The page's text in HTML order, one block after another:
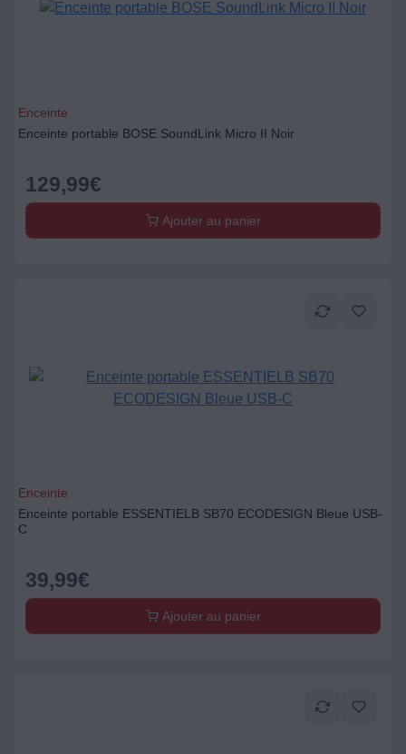
Enceinte
Enceinte portable BOSE SoundLink Micro II Noir
129,99€
Ajouter au panier
Enceinte
Enceinte portable ESSENTIELB SB70 ECODESIGN Bleue USB-
C
39,99€
Ajouter au panier